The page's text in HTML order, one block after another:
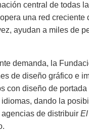
central de todas
una red creciente
ayudan a miles de
demanda, la
de diseño gráfico e
con diseño de
dando la
de distribuir